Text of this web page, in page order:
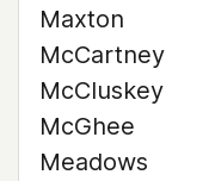
Maxton
McCartney
McCluskey
McGhee
Meadows